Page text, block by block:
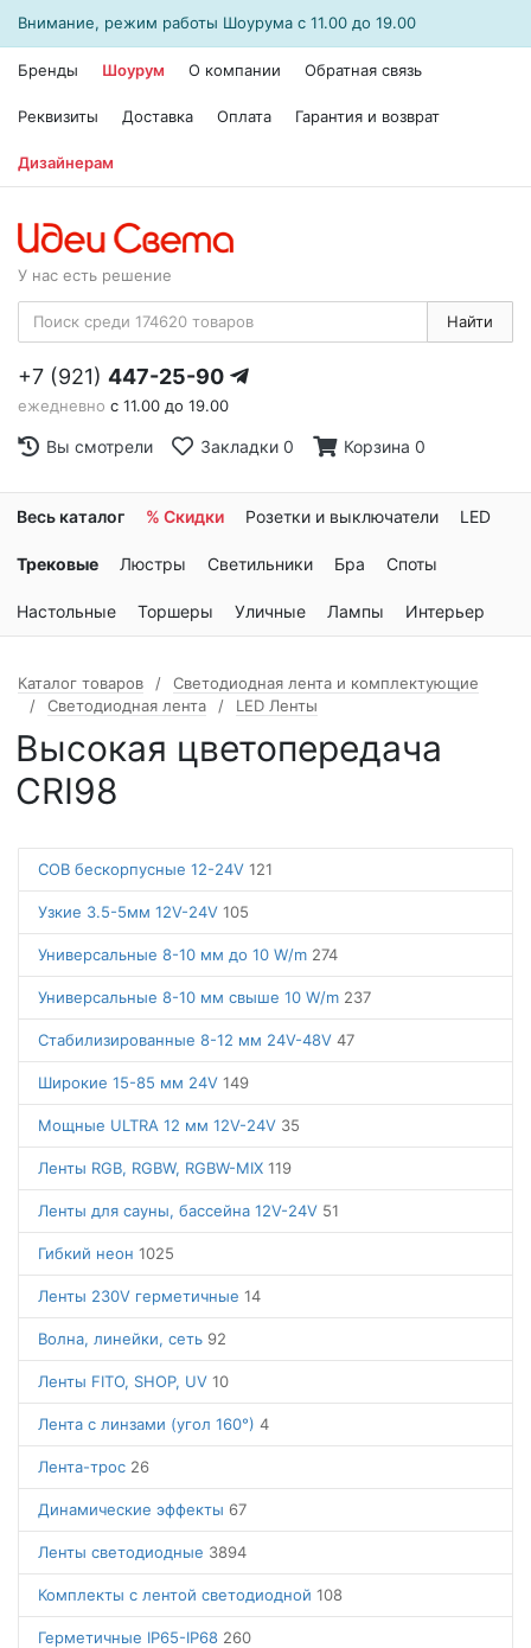
Внимание, режим работы Шоурума с 11.00 до 19.00
Бренды Шоурум О компании Обратная связь
Реквизиты Доставка Оплата Гарантия и возврат
Дизайнерам
У нас есть решение
Найти
+7 (921) 447-25-90
ежедневно с 11.00 до 19.00
Вы смотрели Закладки 0 Корзина 0
Весь каталог % Скидки Розетки и выключатели LED
Трековые Люстры Светильники Бра Споты
Настольные Торшеры Уличные Лампы Интерьер
Каталог товаров
Светодиодная лента и комплектующие
Светодиодная лента
LED Ленты
Высокая цветопередача
CRI98
COB бескорпусные 12-24V 121
Узкие 3.5-5мм 12V-24V 105
Универсальные 8-10 мм до 10 W/m 274
Универсальные 8-10 мм свыше 10 W/m 237
Стабилизированные 8-12 мм 24V-48V 47
Широкие 15-85 мм 24V 149
Мощные ULTRA 12 мм 12V-24V 35
Ленты RGB, RGBW, RGBW-MIX 119
Ленты для сауны, бассейна 12V-24V 51
Гибкий неон 1025
Ленты 230V герметичные 14
Волна, линейки, сеть 92
Ленты FITO, SHOP, UV 10
Лента с линзами (угол 160°) 4
Лента-трос 26
Динамические эффекты 67
Ленты светодиодные 3894
Комплекты с лентой светодиодной 108
Герметичные IP65-IP68 260